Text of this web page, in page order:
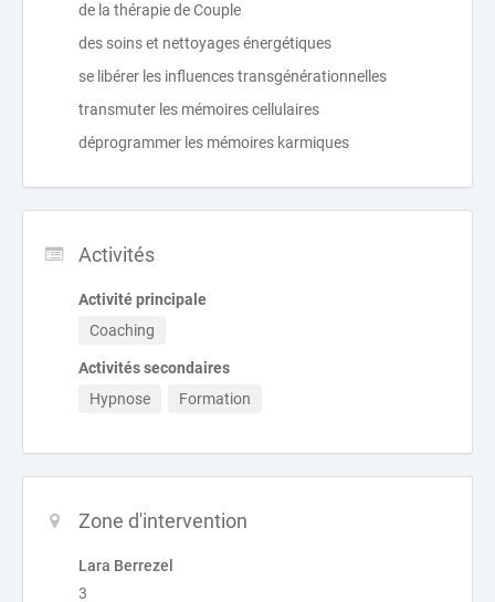
de la thérapie de Couple
des soins et nettoyages énergétiques
se libérer les influences transgénérationnelles
transmuter les mémoires cellulaires
déprogrammer les mémoires karmiques
Activités
Activité principale
Coaching
Activités secondaires
Hypnose
Formation
Zone d'intervention
Lara Berrezel
3